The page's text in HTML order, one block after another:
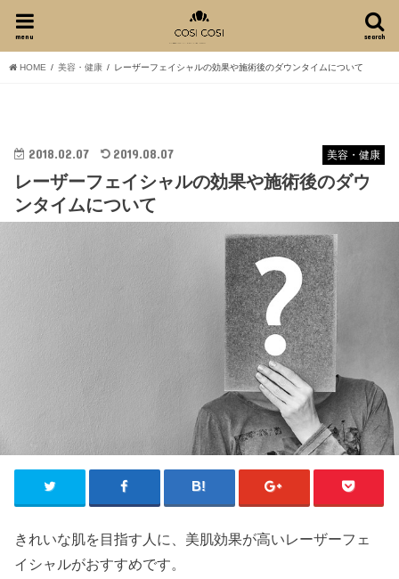
search
menu
HOME 美容・健康 レーザーフェイシャルの効果や施術後のダウンタイムについて
美容・健康
2018.02.07 2019.08.07
レーザーフェイシャルの効果や施術後のダウ
ンタイムについて
きれいな肌を目指す人に、美肌効果が高いレーザーフェ
イシャルがおすすめです。